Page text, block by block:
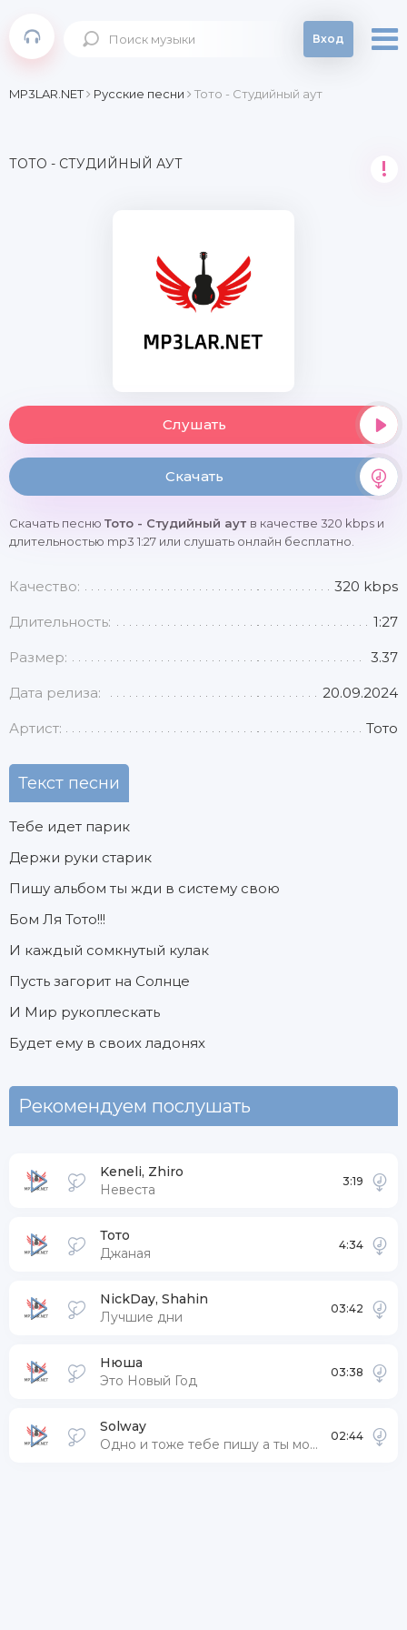
Вход
MP3LAR.NET Русские песни Тото - Студийный аут
ТОТО - СТУДИЙНЫЙ АУТ !
Слушать
Скачать
Скачать песню Тото - Студийный аут в качестве 320 kbps и
длительностью mp3 1:27 или слушать онлайн бесплатно.
Качество: 320 kbps
Длительность: 1:27
Размер: 3.37
Дата релиза: 20.09.2024
Артист: Тото
Текст песни
Тебе идет парик
Держи руки старик
Пишу альбом ты жди в систему свою
Бом Ля Тото!!!
И каждый сомкнутый кулак
Пусть загорит на Солнце
И Мир рукоплескать
Будет ему в своих ладонях
Рекомендуем послушать
Keneli, Zhiro
Невеста
3:19
Тото
Джаная
4:34
NickDay, Shahin
Лучшие дни
03:42
Нюша
Это Новый Год
03:38
Solway
Одно и тоже тебе пишу а ты молчишь
02:44